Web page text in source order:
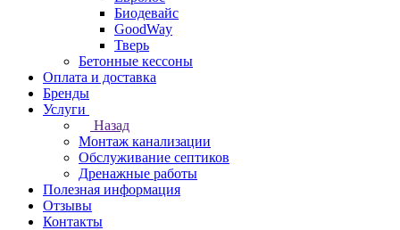
Биодевайс
GoodWay
Тверь
Бетонные кессоны
Оплата и доставка
Бренды
Услуги
Назад
Монтаж канализации
Обслуживание септиков
Дренажные работы
Полезная информация
Отзывы
Контакты